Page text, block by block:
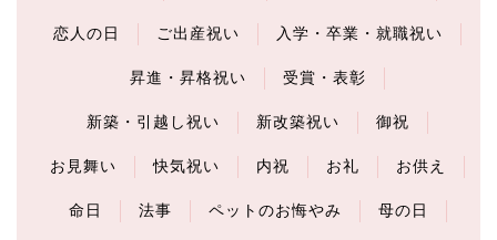
恋人の日 ご出産祝い 入学・卒業・就職祝い
昇進・昇格祝い 受賞・表彰
新築・引越し祝い 新改築祝い 御祝
お見舞い 快気祝い 内祝 お礼 お供え
命日 法事 ペットのお悔やみ 母の日